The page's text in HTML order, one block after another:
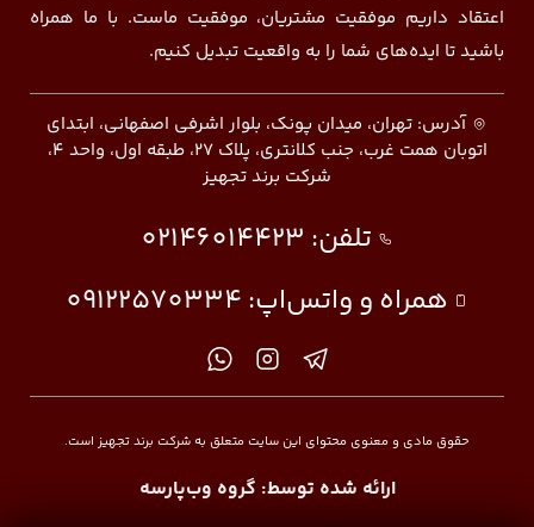
اعتقاد داریم موفقیت مشتریان، موفقیت ماست. با ما همراه
باشید تا ایده‌های شما را به واقعیت تبدیل کنیم.
آدرس: تهران، میدان پونک، بلوار اشرفی اصفهانی، ابتدای
اتوبان همت غرب، جنب کلانتری، پلاک ۲۷، طبقه اول، واحد ۴،
شرکت برند تجهیز
تلفن: 02146014423
همراه و واتس‌اپ:09122570334
حقوق مادی و معنوی محتوای این سایت متعلق به شرکت برند تجهیز است.
ارائه شده توسط: گروه وب‌پارسه